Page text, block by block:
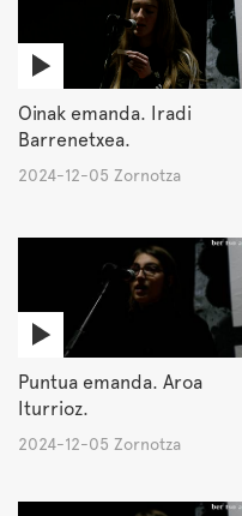
Oinak emanda. Iradi
Barrenetxea.
2024-12-05 Zornotza
Puntua emanda. Aroa
Iturrioz.
2024-12-05 Zornotza